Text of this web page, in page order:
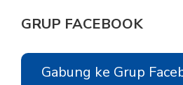
GRUP FACEBOOK
Gabung ke Grup